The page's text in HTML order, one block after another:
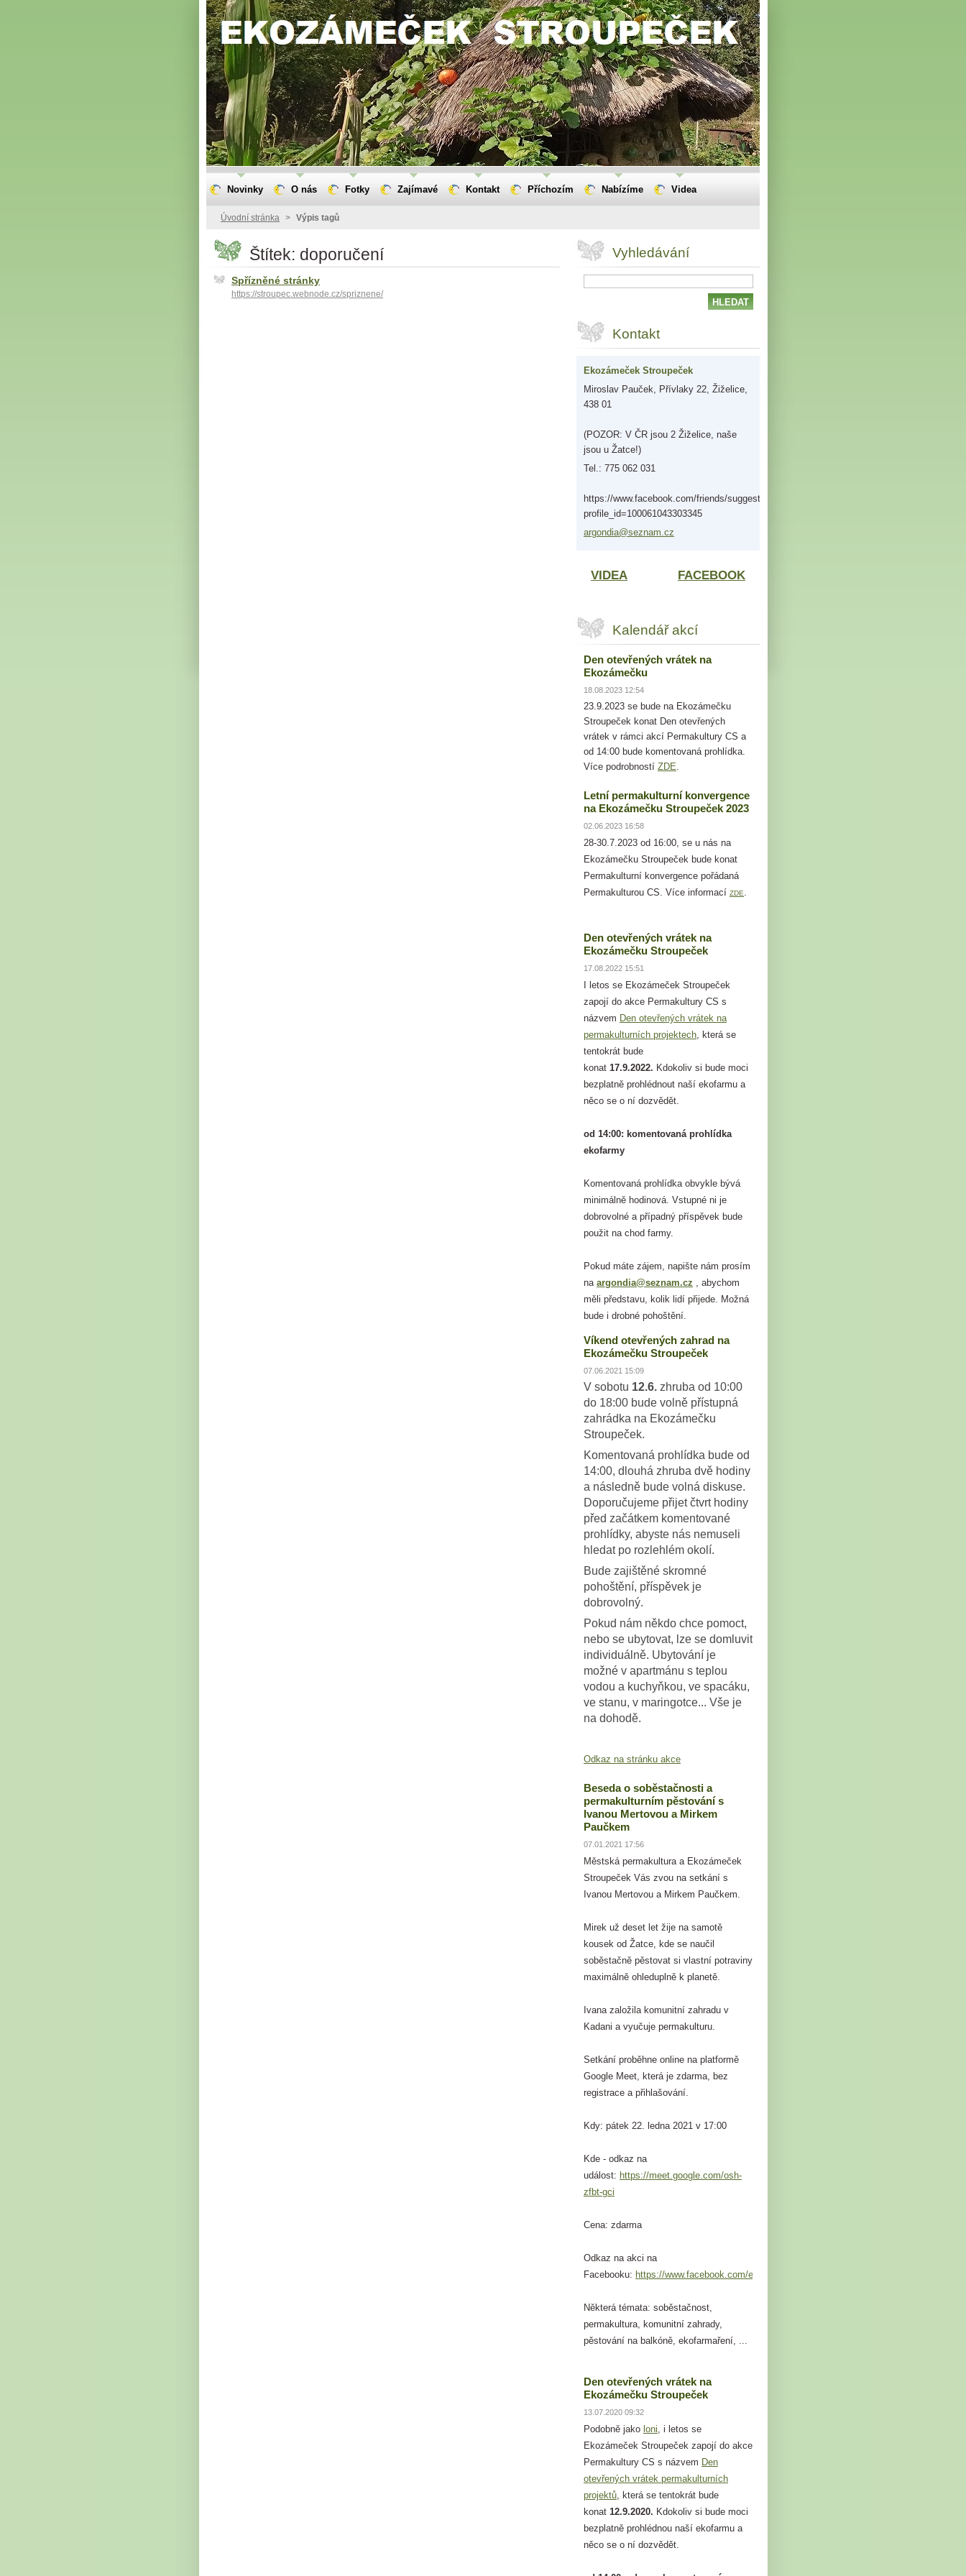
Úvodní stránka > Výpis tagů
Štítek: doporučení
Spřízněné stránky
https://stroupec.webnode.cz/spriznene/
Vyhledávání
Kontakt
Ekozámeček Stroupeček
Miroslav Pauček, Přívlaky 22, Žiželice,
438 01
(POZOR: V ČR jsou 2 Žiželice, naše
jsou u Žatce!)
Tel.: 775 062 031
https://www.facebook.com/friends/suggestions/?
profile_id=100061043303345
argondia@seznam.cz
VIDEA FACEBOOK
Kalendář akcí
Den otevřených vrátek na
Ekozámečku
18.08.2023 12:54
23.9.2023 se bude na Ekozámečku
Stroupeček konat Den otevřených
vrátek v rámci akcí Permakultury CS a
od 14:00 bude komentovaná prohlídka.
Více podrobností ZDE.
Letní permakulturní konvergence
na Ekozámečku Stroupeček 2023
02.06.2023 16:58
28-30.7.2023 od 16:00, se u nás na
Ekozámečku Stroupeček bude konat
Permakulturní konvergence pořádaná
Permakulturou CS. Více informací ZDE.
Den otevřených vrátek na
Ekozámečku Stroupeček
17.08.2022 15:51
I letos se Ekozámeček Stroupeček
zapojí do akce Permakultury CS s
názvem Den otevřených vrátek na
permakulturních projektech, která se
tentokrát bude
konat 17.9.2022. Kdokoliv si bude moci
bezplatně prohlédnout naší ekofarmu a
něco se o ní dozvědět.
od 14:00: komentovaná prohlídka
ekofarmy
Komentovaná prohlídka obvykle bývá
minimálně hodinová. Vstupné ni je
dobrovolné a případný příspěvek bude
použit na chod farmy.
Pokud máte zájem, napište nám prosím
na argondia@seznam.cz , abychom
měli představu, kolik lidí přijede. Možná
bude i drobné pohoštění.
Víkend otevřených zahrad na
Ekozámečku Stroupeček
07.06.2021 15:09
V sobotu 12.6. zhruba od 10:00
do 18:00 bude volně přístupná
zahrádka na Ekozámečku
Stroupeček.
Komentovaná prohlídka bude od
14:00, dlouhá zhruba dvě hodiny
a následně bude volná diskuse.
Doporučujeme přijet čtvrt hodiny
před začátkem komentované
prohlídky, abyste nás nemuseli
hledat po rozlehlém okolí.
Bude zajištěné skromné
pohoštění, příspěvek je
dobrovolný.
Pokud nám někdo chce pomoct,
nebo se ubytovat, lze se domluvit
individuálně. Ubytování je
možné v apartmánu s teplou
vodou a kuchyňkou, ve spacáku,
ve stanu, v maringotce... Vše je
na dohodě.
Odkaz na stránku akce
Beseda o soběstačnosti a
permakulturním pěstování s
Ivanou Mertovou a Mirkem
Paučkem
07.01.2021 17:56
Městská permakultura a Ekozámeček
Stroupeček Vás zvou na setkání s
Ivanou Mertovou a Mirkem Paučkem.
Mirek už deset let žije na samotě
kousek od Žatce, kde se naučil
soběstačně pěstovat si vlastní potraviny
maximálně ohleduplně k planetě.
Ivana založila komunitní zahradu v
Kadani a vyučuje permakulturu.
Setkání proběhne online na platformě
Google Meet, která je zdarma, bez
registrace a přihlašování.
Kdy: pátek 22. ledna 2021 v 17:00
Kde - odkaz na
událost: https://meet.google.com/osh-
zfbt-gci
Cena: zdarma
Odkaz na akci na
Facebooku: https://www.facebook.com/events/749824109264101
Některá témata: soběstačnost,
permakultura, komunitní zahrady,
pěstování na balkóně, ekofarmaření, ...
Den otevřených vrátek na
Ekozámečku Stroupeček
13.07.2020 09:32
Podobně jako loni, i letos se
Ekozámeček Stroupeček zapojí do akce
Permakultury CS s názvem Den
otevřených vrátek permakulturních
projektů, která se tentokrát bude
konat 12.9.2020. Kdokoliv si bude moci
bezplatně prohlédnou naší ekofarmu a
něco se o ní dozvědět.
Novinky O nás Fotky Zajímavé Kontakt Příchozím Nabízíme Videa